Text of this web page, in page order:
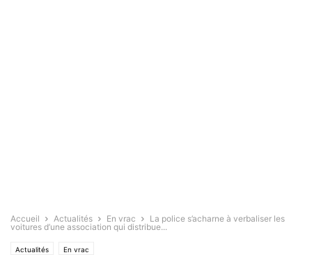
Accueil Actualités En vrac
La police s’acharne à verbaliser les
voitures d’une association qui distribue...
Actualités En vrac